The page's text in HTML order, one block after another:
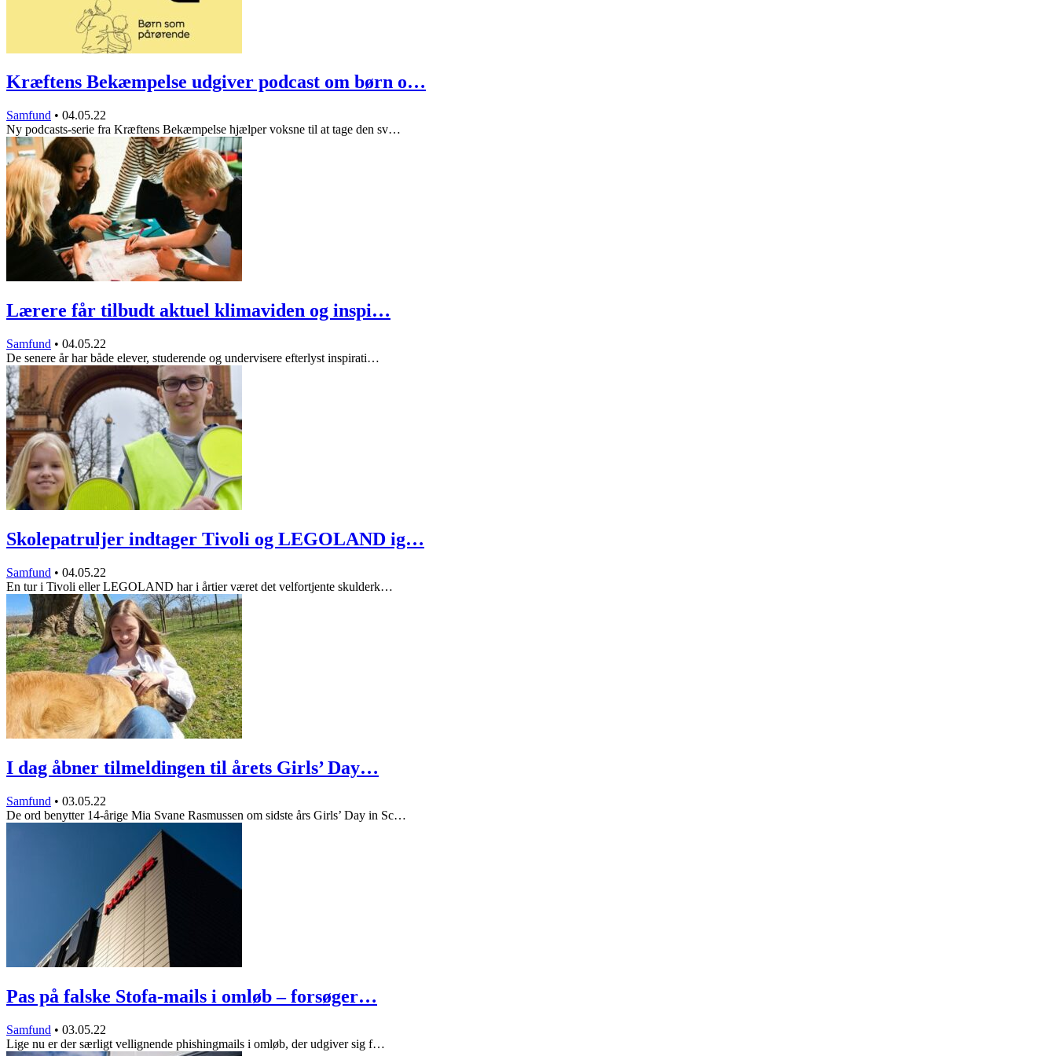
Kræftens Bekæmpelse udgiver podcast om børn o…
Samfund • 04.05.22
Ny podcasts-serie fra Kræftens Bekæmpelse hjælper voksne til at tage den sv…
Lærere får tilbudt aktuel klimaviden og inspi…
Samfund • 04.05.22
De senere år har både elever, studerende og undervisere efterlyst inspirati…
Skolepatruljer indtager Tivoli og LEGOLAND ig…
Samfund • 04.05.22
En tur i Tivoli eller LEGOLAND har i årtier været det velfortjente skulderk…
I dag åbner tilmeldingen til årets Girls’ Day…
Samfund • 03.05.22
De ord benytter 14-årige Mia Svane Rasmussen om sidste års Girls’ Day in Sc…
Pas på falske Stofa-mails i omløb – forsøger…
Samfund • 03.05.22
Lige nu er der særligt vellignende phishingmails i omløb, der udgiver sig f…